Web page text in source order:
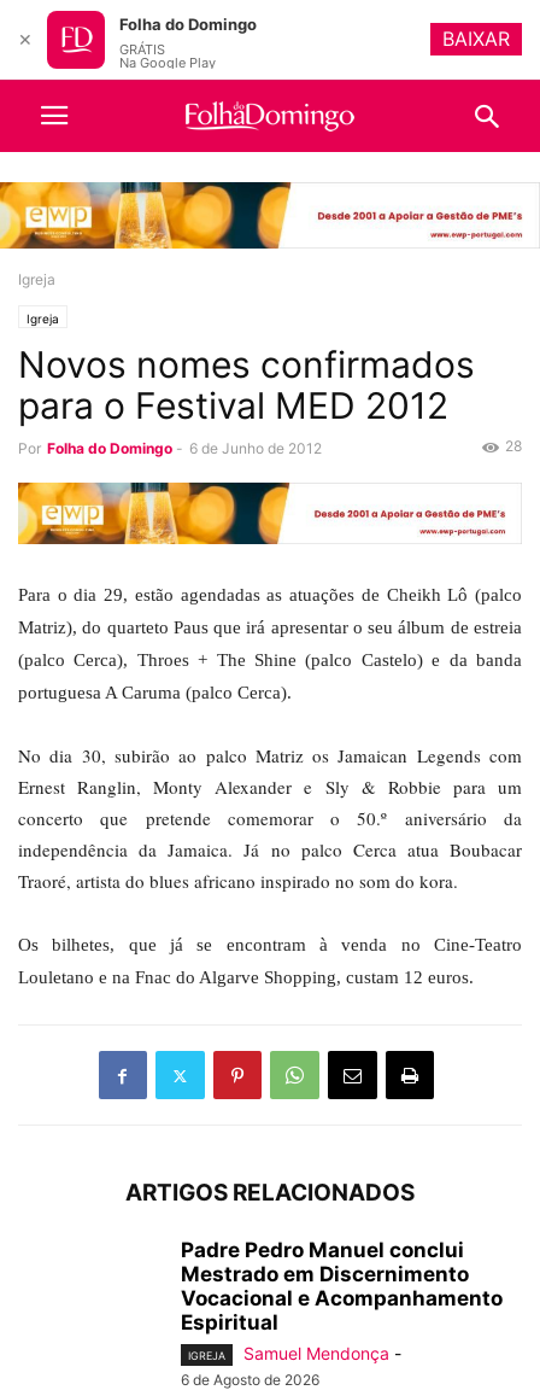
Igreja
Igreja
Novos nomes confirmados
para o Festival MED 2012
Por Folha do Domingo - 6 de Junho de 2012 28
Para o dia 29, estão agendadas as atuações de Cheikh Lô (palco
Matriz), do quarteto Paus que irá apresentar o seu álbum de estreia
(palco Cerca), Throes + The Shine (palco Castelo) e da banda
portuguesa A Caruma (palco Cerca).
No dia 30, subirão ao palco Matriz os Jamaican Legends com
Ernest Ranglin, Monty Alexander e Sly & Robbie para um
concerto que pretende comemorar o 50.º aniversário da
independência da Jamaica. Já no palco Cerca atua Boubacar
Traoré, artista do blues africano inspirado no som do kora.
Os bilhetes, que já se encontram à venda no Cine-Teatro
Louletano e na Fnac do Algarve Shopping, custam 12 euros.
ARTIGOS RELACIONADOS
Padre Pedro Manuel conclui
Mestrado em Discernimento
Vocacional e Acompanhamento
Espiritual
IGREJA Samuel Mendonça -
6 de Agosto de 2026
✕
Folha do Domingo
GRÁTIS
Na Google Play
BAIXAR